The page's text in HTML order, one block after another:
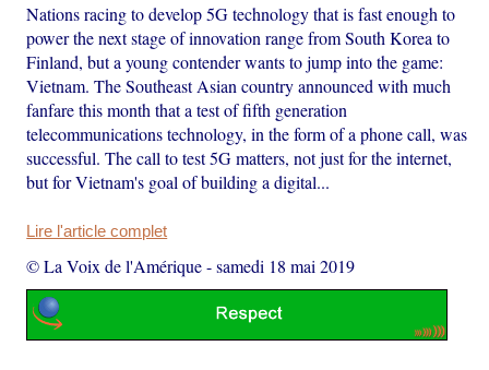
Nations racing to develop 5G technology that is fast enough to
power the next stage of innovation range from South Korea to
Finland, but a young contender wants to jump into the game:
Vietnam. The Southeast Asian country announced with much
fanfare this month that a test of fifth generation
telecommunications technology, in the form of a phone call, was
successful. The call to test 5G matters, not just for the internet,
but for Vietnam's goal of building a digital...
Lire l'article complet
© La Voix de l'Amérique-samedi 18 mai 2019